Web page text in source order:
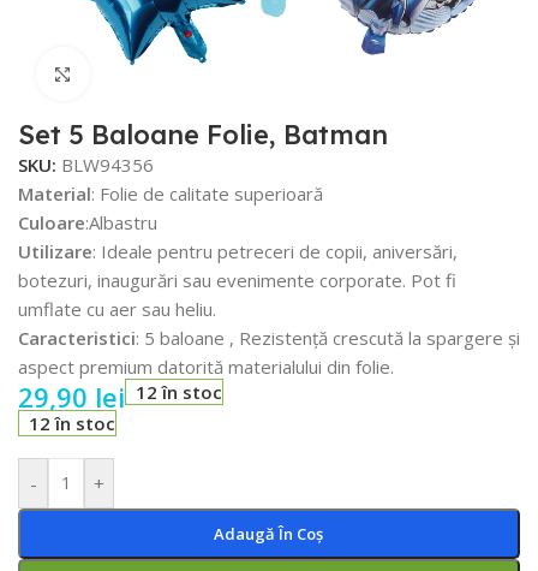
Set 5 Baloane Folie, Batman
SKU: BLW94356
Material: Folie de calitate superioară
Culoare:Albastru
Utilizare: Ideale pentru petreceri de copii, aniversări,
botezuri, inaugurări sau evenimente corporate. Pot fi
umflate cu aer sau heliu.
Caracteristici: 5 baloane , Rezistență crescută la spargere și
aspect premium datorită materialului din folie.
29,90 lei 12 în stoc
12 în stoc
- +
Adaugă În Coș